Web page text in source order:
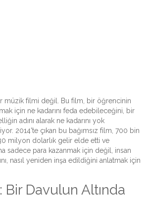
müzik filmi değil. Bu film, bir öğrencinin
için ne kadarını feda edebileceğini, bir
adını alarak ne kadarını yok
2014'te çıkan bu bağımsız film, 700 bin
milyon dolarlık gelir elde etti ve
sadece para kazanmak için değil, insan
nasıl yeniden inşa edildiğini anlatmak için
Davulun Altında